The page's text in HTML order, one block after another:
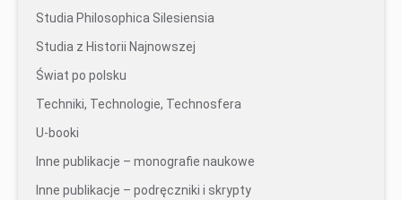
Studia Philosophica Silesiensia
Studia z Historii Najnowszej
Świat po polsku
Techniki, Technologie, Technosfera
U-booki
Inne publikacje – monografie naukowe
Inne publikacje – podręczniki i skrypty